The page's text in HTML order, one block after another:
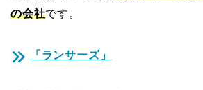
の会社です。
「ランサーズ」